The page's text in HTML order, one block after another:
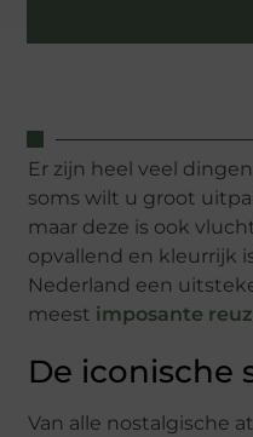
Er zijn heel veel
soms wilt u groot
maar deze is ook
opvallend en kleurrijk
Nederland een
meest imposante
De iconische
Van alle nostalgische